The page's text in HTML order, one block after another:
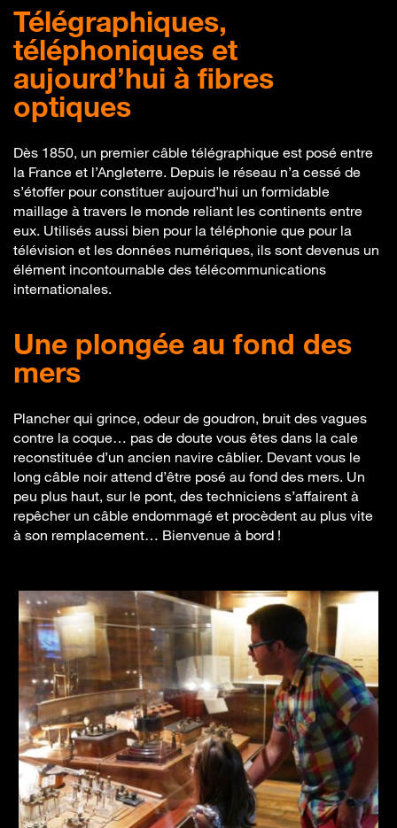
Télégraphiques,
téléphoniques et
aujourd’hui à fibres
optiques
Dès 1850, un premier câble télégraphique est posé entre
la France et l’Angleterre. Depuis le réseau n’a cessé de
s’étoffer pour constituer aujourd’hui un formidable
maillage à travers le monde reliant les continents entre
eux. Utilisés aussi bien pour la téléphonie que pour la
télévision et les données numériques, ils sont devenus un
élément incontournable des télécommunications
internationales.
Une plongée au fond des
mers
Plancher qui grince, odeur de goudron, bruit des vagues
contre la coque… pas de doute vous êtes dans la cale
reconstituée d’un ancien navire câblier. Devant vous le
long câble noir attend d’être posé au fond des mers. Un
peu plus haut, sur le pont, des techniciens s’affairent à
repêcher un câble endommagé et procèdent au plus vite
à son remplacement… Bienvenue à bord !